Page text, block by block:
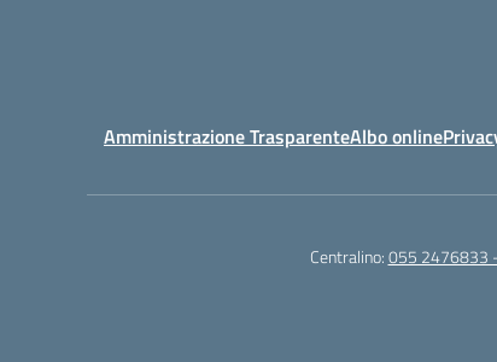
Amministrazione TrasparenteAlbo online
Centralino:055 2476833